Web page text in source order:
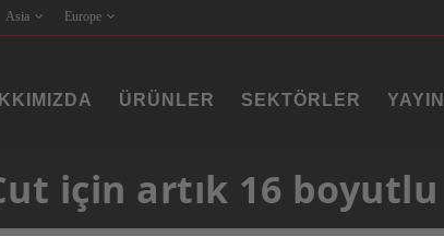
Asia Europe
ÜRÜNLER SEKTÖRLER
için artık 16